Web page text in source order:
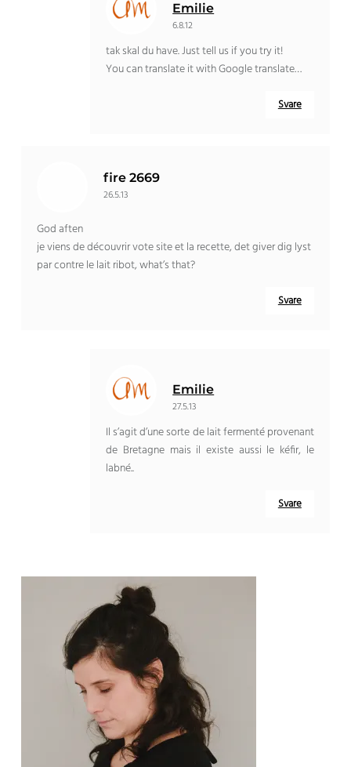
Emilie
6.8.12
tak skal du have.Just tell us if you try it!
You can translate it with Google translate…
Svare
fire 2669
26.5.13
God aften
je viens de découvrir vote site et la recette, det giver dig lyst
par contre le lait ribot,what’s that?
Svare
Emilie
27.5.13
Il s’agit d’une sorte de lait fermenté provenant
de Bretagne mais il existe aussi le kéfir, le
labné..
Svare